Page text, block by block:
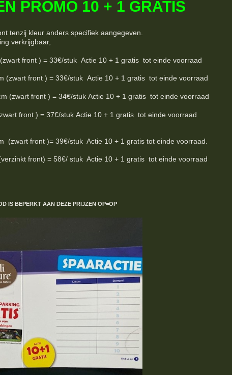
PROMO 10 + 1 GRATIS
tenzij kleur anders specifiek aangegeven.
verkrijgbaar,
front ) = 33€/stuk Actie 10 + 1 gratis tot einde voorraad
front ) = 33€/stuk Actie 10 + 1 gratis tot einde voorraad
front ) = 34€/stuk Actie 10 + 1 gratis tot einde voorraad
front ) = 37€/stuk Actie 10 + 1 gratis tot einde voorraad
(zwart front )= 39€/stuk Actie 10 + 1 gratis tot einde voorraad.
front) = 58€/ stuk Actie 10 + 1 gratis tot einde voorraad
IS BEPERKT AAN DEZE PRIJZEN OP=OP